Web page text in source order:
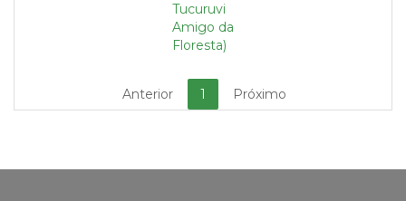
Tucuruvi
Amigo da
Floresta)
Anterior 1 Próximo